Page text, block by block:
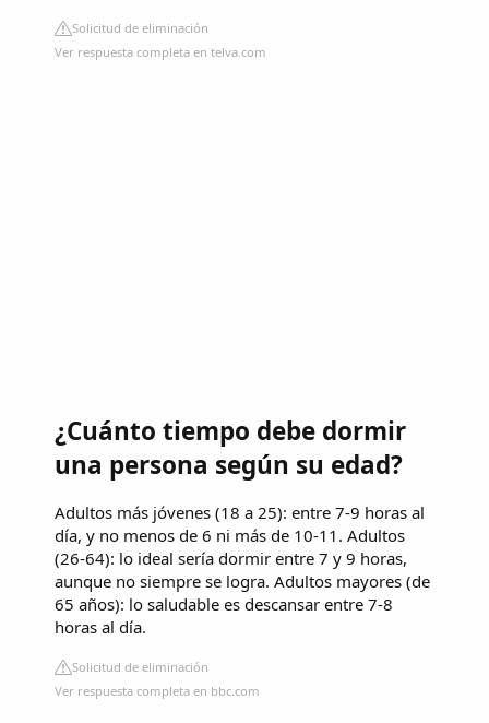
Solicitud de eliminación
Ver respuesta completa en telva.com
¿Cuánto tiempo debe dormir
una persona según su edad?
Adultos más jóvenes (18 a 25): entre 7-9 horas al
día, y no menos de 6 ni más de 10-11. Adultos
(26-64): lo ideal sería dormir entre 7 y 9 horas,
aunque no siempre se logra. Adultos mayores (de
65 años): lo saludable es descansar entre 7-8
horas al día.
Solicitud de eliminación
Ver respuesta completa en bbc.com